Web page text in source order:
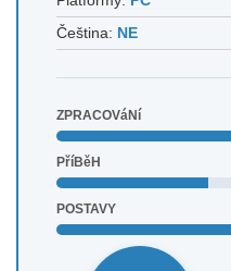
Čeština: NE
ZPRACOVáNí
PříBěH
POSTAVY